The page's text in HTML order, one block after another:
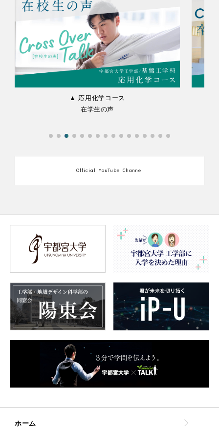
▲ 応用化学コース
在学生の声
Official YouTube Channel
ホーム